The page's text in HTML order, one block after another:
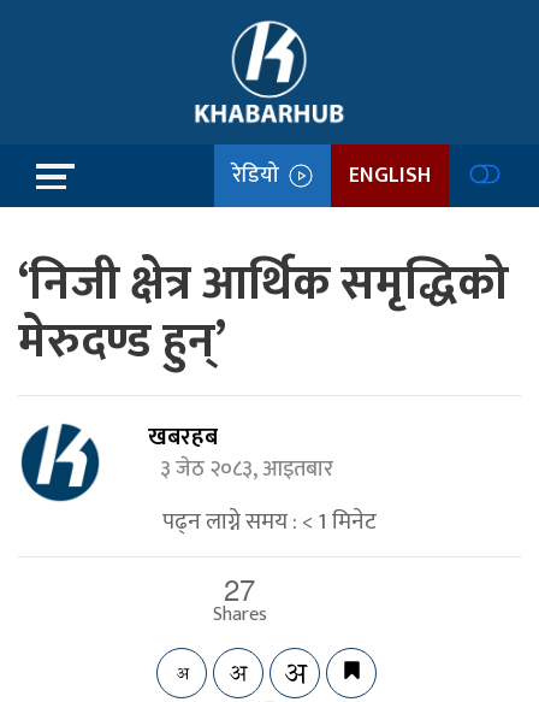
रेडियो ENGLISH
‘निजी क्षेत्र आर्थिक समृद्धिको
मेरुदण्ड हुन्’
खबरहब
३ जेठ २०८३, आइतबार
पढ्न लाग्ने समय :< 1मिनेट
27
Shares